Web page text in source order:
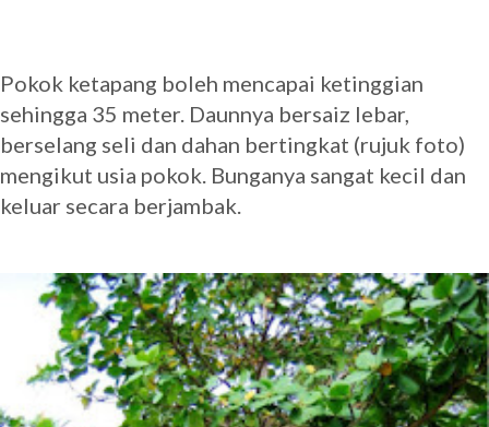
Pokok ketapang boleh mencapai ketinggian
sehingga 35 meter. Daunnya bersaiz lebar,
berselang seli dan dahan bertingkat (rujuk foto)
mengikut usia pokok. Bunganya sangat kecil dan
keluar secara berjambak.